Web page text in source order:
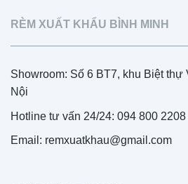
RÈM XUẤT KHẨU BÌNH MINH
Showroom: Số 6 BT7, khu Biệt
Nội
Hotline tư vấn 24/24: 094 800
Email: remxuatkhau@gmail.com